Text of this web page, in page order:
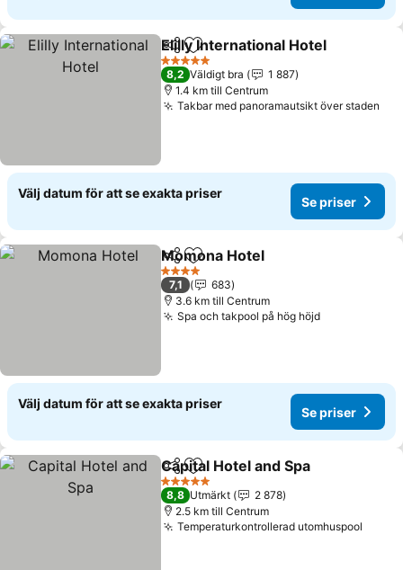
Dela Lägg till i Mina Favoriter
Elilly International Hotel
5 Stjärnor
8,2 Väldigt bra
1 887
1.4 km till Centrum
Takbar med panoramautsikt över staden
Välj datum för att se exakta priser
Se priser
Dela Lägg till i Mina Favoriter
Momona Hotel
4 Stjärnor
7,1
683
3.6 km till Centrum
Spa och takpool på hög höjd
Välj datum för att se exakta priser
Se priser
Dela Lägg till i Mina Favoriter
Capital Hotel and Spa
5 Stjärnor
8,8 Utmärkt
2 878
2.5 km till Centrum
Temperaturkontrollerad utomhuspool